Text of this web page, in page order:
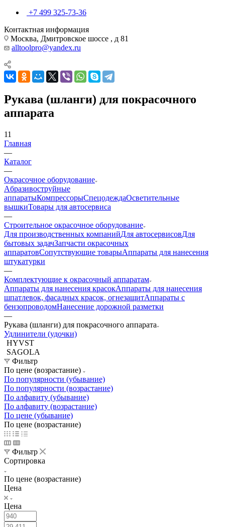
+7 499 325-73-36
Контактная информация
Москва, Дмитровское шоссе , д 81
alltoolpro@yandex.ru
Рукава (шланги) для покрасочного
аппарата
11
Главная
—
Каталог
—
Окрасочное оборудование
Aбразивоструйные
аппаратыКомпрессорыСпецодеждаОсветительные
вышкиТовары для автосервиса
—
Строительное окрасочное оборудование
Для производственных компанийДля автосервисовДля
бытовых задачЗапчасти окрасочных
аппаратовСопутствующие товарыАппараты для нанесения
штукатурки
—
Комплектующие к окрасочный аппаратам
Аппараты для нанесения красокАппараты для нанесения
шпатлевок, фасадных красок, огнезащитАппараты с
бензопроводомНанесение дорожной разметки
—
Рукава (шланги) для покрасочного аппарата
Удлинители (удочки)
HYVST
SAGOLA
Фильтр
По цене (возрастание)
По популярности (убывание)
По популярности (возрастание)
По алфавиту (убывание)
По алфавиту (возрастание)
По цене (убывание)
По цене (возрастание)
Фильтр
Сортировка
По цене (возрастание)
Цена
Цена